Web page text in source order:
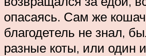
опасаясь. Сам же
благодетель не знал,
разные коты, или один